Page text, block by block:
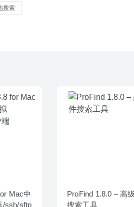
搜索
Mac中
/ssh/sftp
ProFind 1.8.0 – 高
搜索工具